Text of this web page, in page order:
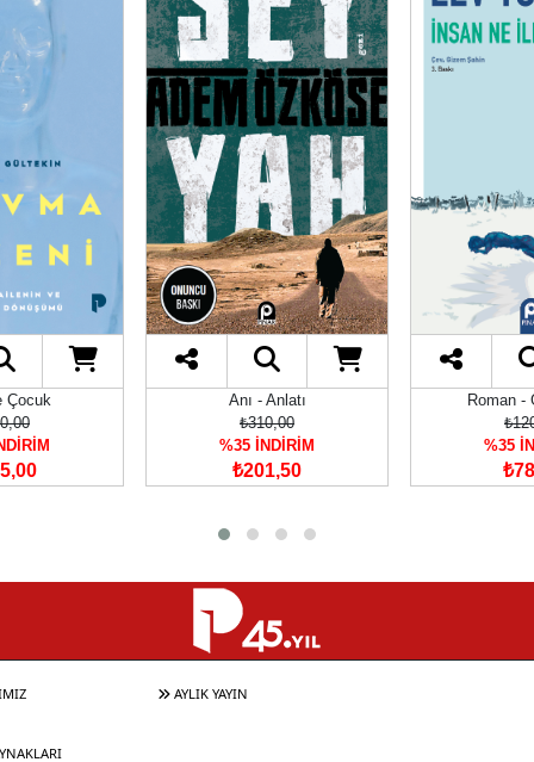
Çocuk
Anı - Anlatı
₺310,00
%35 İNDİRİM
₺201,50
Roman -
%35
AYLIK YAYIN